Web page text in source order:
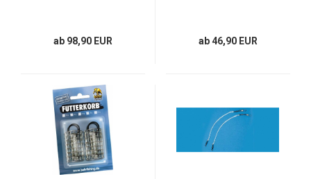
ab 98,90 EUR ab 46,90 EUR